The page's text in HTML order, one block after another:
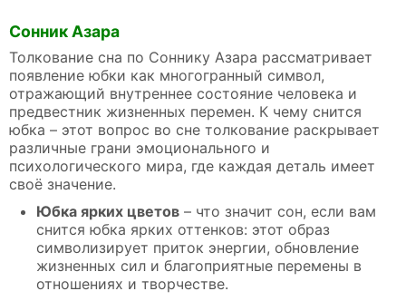
Сонник Азара
Толкование сна по Соннику Азара рассматривает
появление юбки как многогранный символ,
отражающий внутреннее состояние человека и
предвестник жизненных перемен. К чему снится
юбка – этот вопрос во сне толкование раскрывает
различные грани эмоционального и
психологического мира, где каждая деталь имеет
своё значение.
Юбка ярких цветов – что значит сон, если вам
снится юбка ярких оттенков: этот образ
символизирует приток энергии, обновление
жизненных сил и благоприятные перемены в
отношениях и творчестве.